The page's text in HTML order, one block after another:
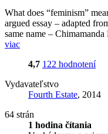
What does “feminism”
argued essay – adapted
same name –
viac
4,7 122 hodnotení
Vydavateľstvo
Fourth Estate, 2014
64 strán
1 hodina čítania